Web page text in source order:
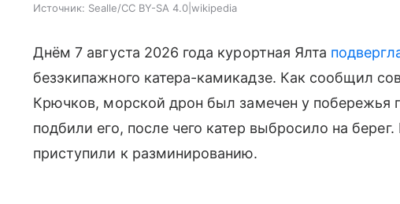
Источник: Sealle/CC BY-SA 4.0|wikipedia
Днём 7 августа 2026 года курортная Ялта
безэкипажного катера-камикадзе. Как сообщил
Крючков, морской дрон был замечен у побережья
подбили его, после чего катер выбросило на
приступили к разминированию.